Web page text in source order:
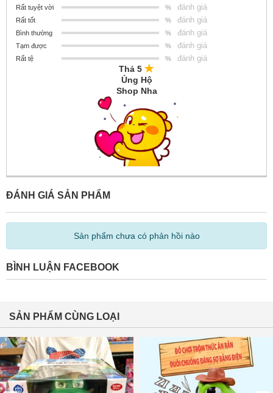
Rất tuyệt vời % đánh giá
Rất tốt % đánh giá
Bình thường % đánh giá
Tạm được % đánh giá
Rất tệ % đánh giá
Thả 5
Ủng Hộ
Shop Nha
ĐÁNH GIÁ SẢN PHẨM
Sản phẩm chưa có phản hồi nào
BÌNH LUẬN FACEBOOK
SẢN PHẨM CÙNG LOẠI